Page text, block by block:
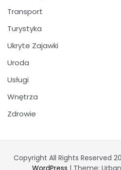
Transport
Turystyka
Ukryte Zajawki
Uroda
Usługi
Wnętrza
Zdrowie
Copyright All Rights Reserved
WordPress | Theme: